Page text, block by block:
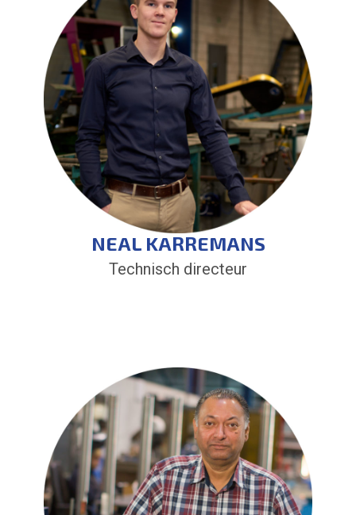
NEAL KARREMANS
Technisch directeur